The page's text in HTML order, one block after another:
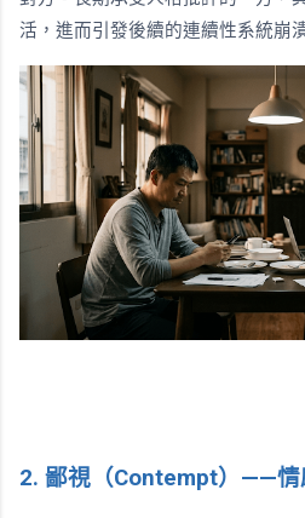
活，進而引發後續的連續性系統崩
2. 鄙視（Contempt）——情